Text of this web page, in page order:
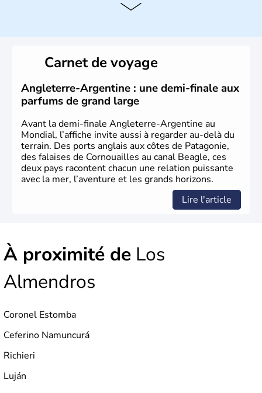
L'Argentine est un pays d'Amérique du Sud, partageant
argent ». La capitale a pour nom Buenos Aires. Le pays
est indépendant depuis 1816 et le peso est la monnaie
qu'utilisent les 40 millions d'habitants qui peuplent le
pays, les Argentins.
Carnet de voyage
Angleterre-Argentine : une demi-finale aux
parfums de grand large
Avant la demi-finale Angleterre-Argentine au
Mondial, l’affiche invite aussi à regarder au-delà du
terrain. Des ports anglais aux côtes de Patagonie,
des falaises de Cornouailles au canal Beagle, ces
deux pays racontent chacun une relation puissante
avec la mer, l’aventure et les grands horizons.
Lire l'article
À proximité de Los
Almendros
Coronel Estomba
Ceferino Namuncurá
Richieri
Luján